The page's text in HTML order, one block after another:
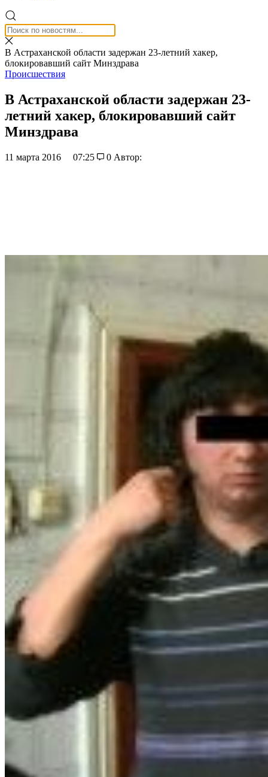
В Астраханской области задержан 23-летний хакер,
блокировавший сайт Минздрава
Происшествия
В Астраханской области задержан 23-
летний хакер, блокировавший сайт
Минздрава
11 марта 2016 07:25 0 Автор: